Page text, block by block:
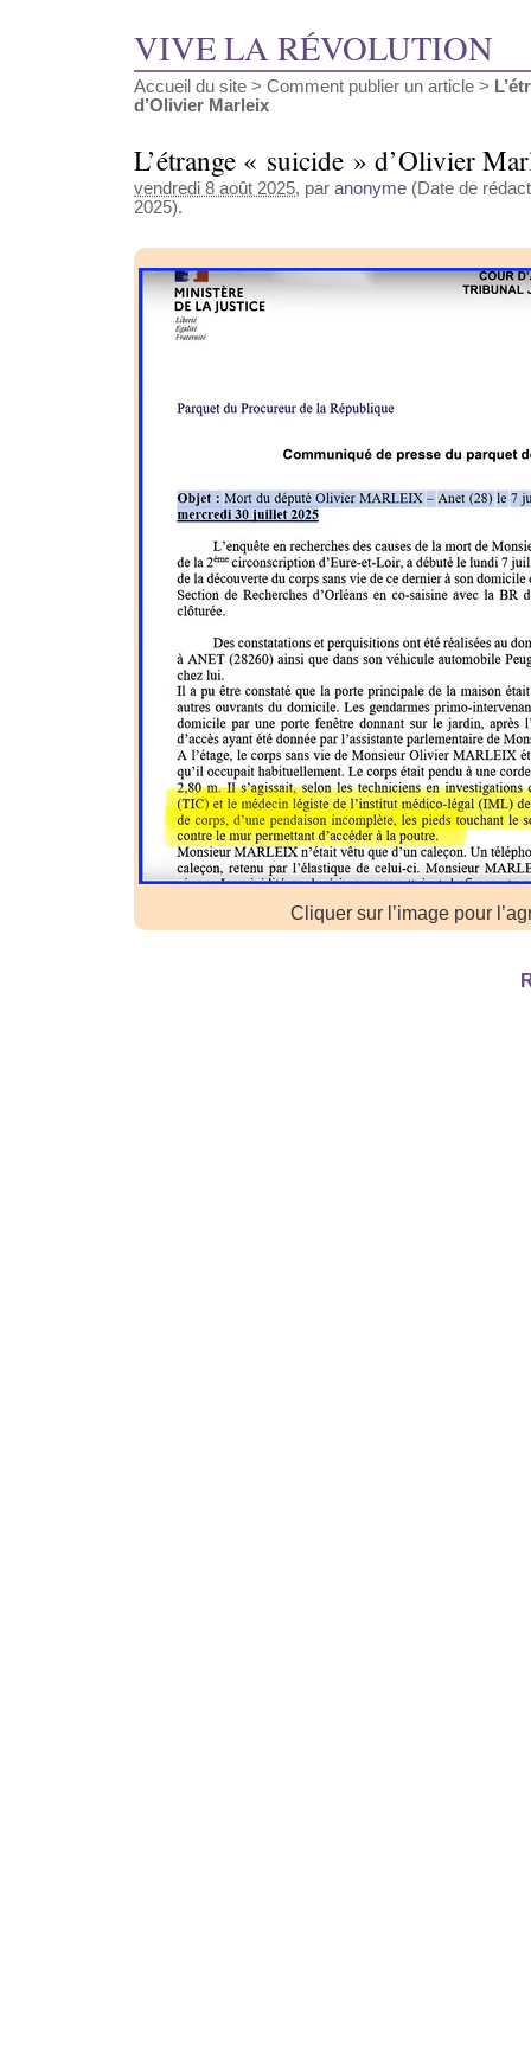
VIVE LA RÉVOLUTION
Accueil du site > Comment publier un article >
d’Olivier Marleix
L’étrange « suicide » d’Olivier
vendredi 8 août 2025, par anonyme (Date de
2025).
Cliquer sur l’image pour